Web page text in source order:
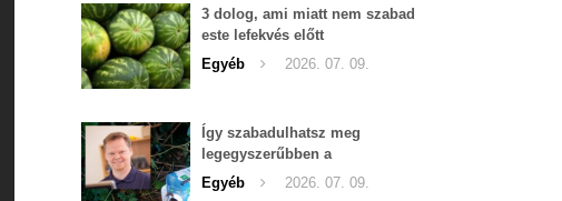
3 dolog, ami miatt nem szabad
este lefekvés előtt
görögdinnyét enni
Egyéb 2026. 07. 09.
Így szabadulhatsz meg
legegyszerűbben a
pucércsigáktól
Egyéb 2026. 07. 09.